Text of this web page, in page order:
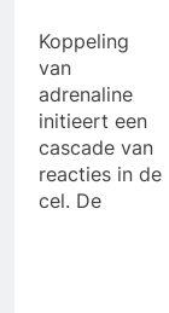
Koppeling
van
adrenaline
initieert een
cascade van
reacties in de
cel. De